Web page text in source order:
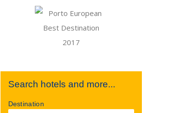
Search hotels and more...
Destination